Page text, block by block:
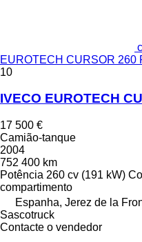
EUROTECH CURSOR 260
10
IVECO EUROTECH
17 500 €
Camião-tanque
2004
752 400 km
Potência 260 cv (191 kW)
compartimento
Espanha, Jerez de la
Sascotruck
Contacte o vendedor